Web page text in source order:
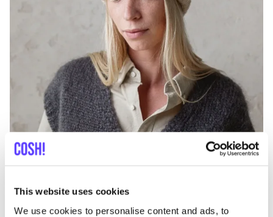
This website uses cookies
We use cookies to personalise content and ads, to